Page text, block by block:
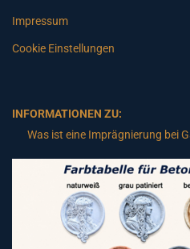
Impressum
Cookie Einstellungen
INFORMATIONEN ZU:
Was ist eine Imprägnierung bei